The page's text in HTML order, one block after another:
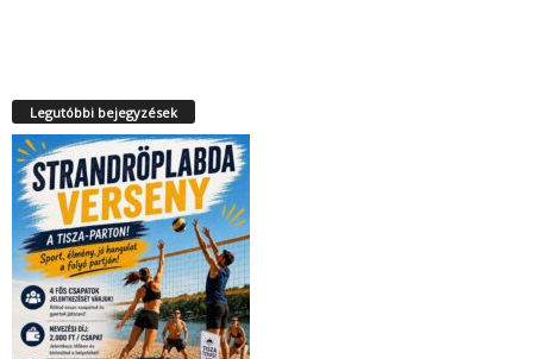
Legutóbbi bejegyzések